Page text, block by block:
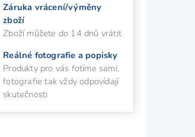
Záruka vrácení/výměny
zboží
Zboží můžete do 14 dnů vrátit
Reálné fotografie a popisky
Produkty pro vás fotíme sami,
fotografie tak vždy odpovídají
skutečnosti